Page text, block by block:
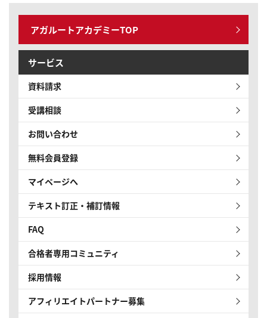
アガルートアカデミーTOP
サービス
資料請求
受講相談
お問い合わせ
無料会員登録
マイページへ
テキスト訂正・補訂情報
FAQ
合格者専用コミュニティ
採用情報
アフィリエイトパートナー募集